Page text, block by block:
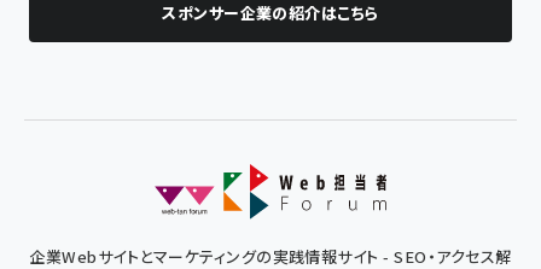
スポンサー企業の紹介はこちら
企業Webサイトとマーケティングの実践情報サイト - SEO・アクセス解